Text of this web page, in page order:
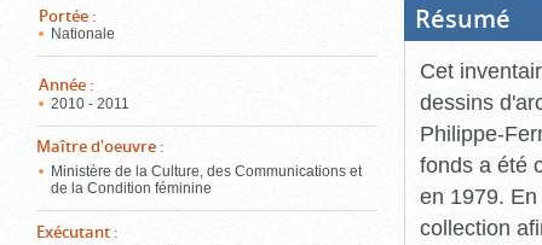
Portée :
Nationale
Année :
2010 - 2011
Maître d'oeuvre :
Ministère de la Culture, des Communications et
de la Condition féminine
Exécutant :
Résumé
Cet
dessins
Philippe-
fonds a été
en 1979.
collection